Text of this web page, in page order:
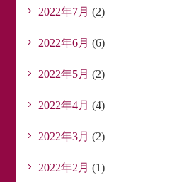
2022年7月 (2)
2022年6月 (6)
2022年5月 (2)
2022年4月 (4)
2022年3月 (2)
2022年2月 (1)